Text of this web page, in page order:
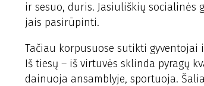
ir sesuo, duris. Jasiuliškių socialinės
jais pasirūpinti.
Tačiau korpusuose sutikti gyventojai
Iš tiesų – iš virtuvės sklinda pyragų
dainuoja ansamblyje, sportuoja.